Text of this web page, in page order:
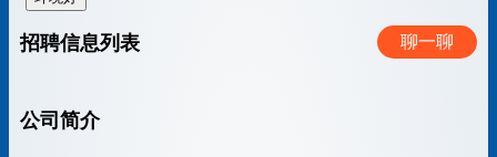
招聘信息列表 聊一聊
公司简介